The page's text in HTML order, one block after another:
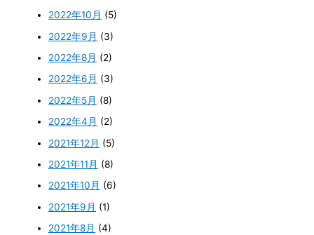
2022年10月 (5)
2022年9月 (3)
2022年8月 (2)
2022年6月 (3)
2022年5月 (8)
2022年4月 (2)
2021年12月 (5)
2021年11月 (8)
2021年10月 (6)
2021年9月 (1)
2021年8月 (4)